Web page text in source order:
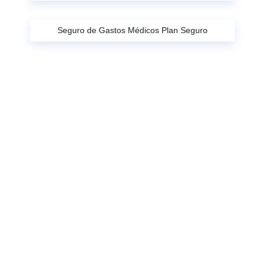
Seguro de Gastos Médicos Plan Seguro